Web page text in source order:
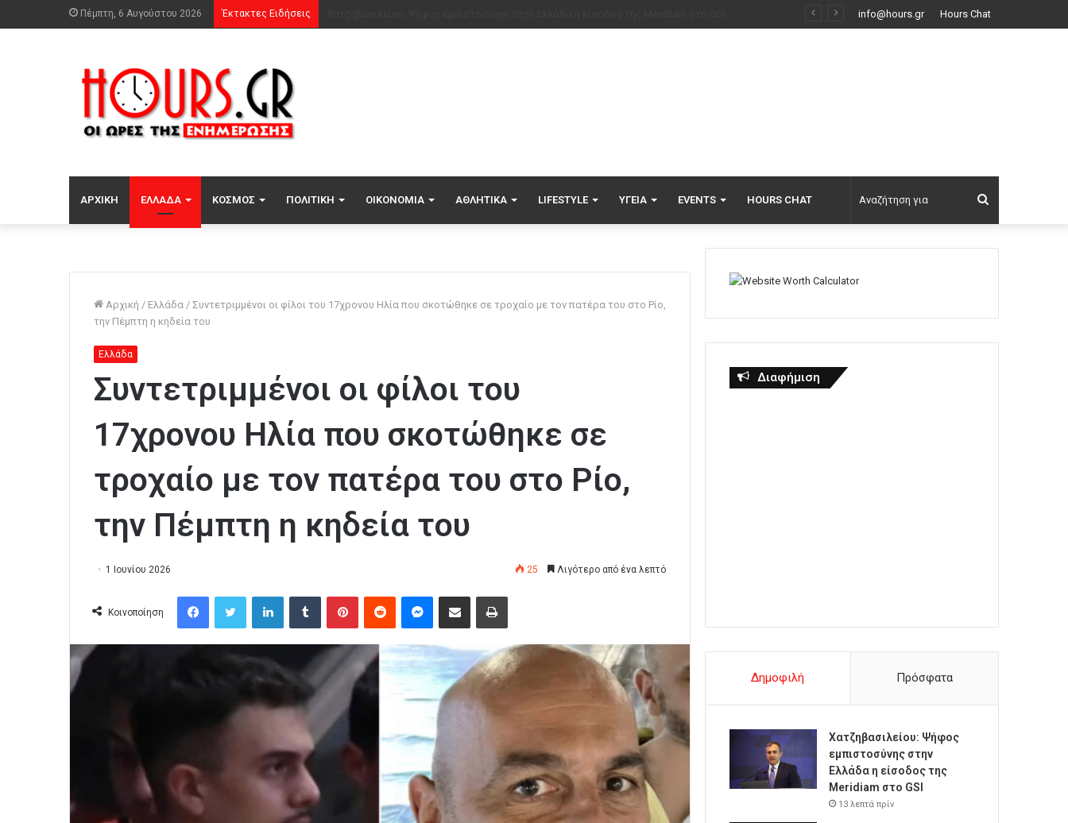
Πέμπτη, 6 Αυγούστου 2026 Έκτακτες Ειδήσεις info@hours.gr Hours Chat
ΑΡΧΙΚΉ ΕΛΛΆΔΑ ΚΌΣΜΟΣ ΠΟΛΙΤΙΚΉ ΟΙΚΟΝΟΜΊΑ ΑΘΛΗΤΙΚΆ LIFESTYLE ΥΓΕΊΑ EVENTS HOURS CHAT
για
Αρχική / Ελλάδα / Συντετριμμένοι οι φίλοι του 17χρονου Ηλία που σκοτώθηκε σε τροχαίο με τον πατέρα του στο Ρίο,
την Πέμπτη η κηδεία του
Ελλάδα
Συντετριμμένοι οι φίλοι του
17χρονου Ηλία που σκοτώθηκε σε
τροχαίο με τον πατέρα του στο Ρίο,
την Πέμπτη η κηδεία του
1 Ιουνίου 2026 25 Λιγότερο από ένα λεπτό
Κοινοποίηση
Διαφήμιση
Δημοφιλή Πρόσφατα
Χατζηβασιλείου: Ψήφος
εμπιστοσύνης στην
Ελλάδα η είσοδος της
Meridiam στο GSI
13 λεπτά πρίν